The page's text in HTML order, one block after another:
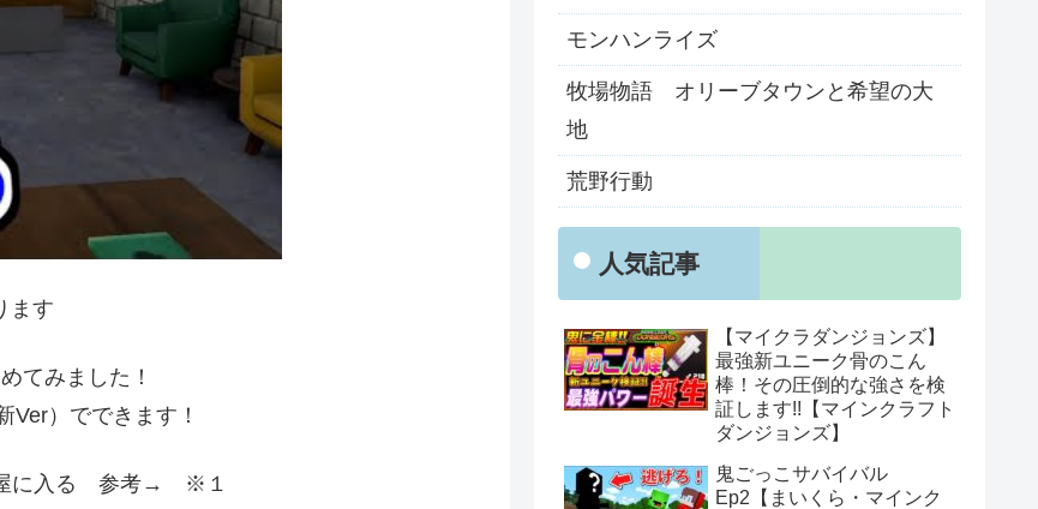
ます
てみました！
Ver）でできます！
屋に入る 参考→ ※１
モンハンライズ
牧場物語 オリーブタウンと希望の大
地
荒野行動
人気記事
【マイクラダンジョンズ】
最強新ユニーク骨のこん
棒！その圧倒的な強さを検
証します!!【マインクラフト
ダンジョンズ】
鬼ごっこサバイバル
Ep2【まいくら・マインク